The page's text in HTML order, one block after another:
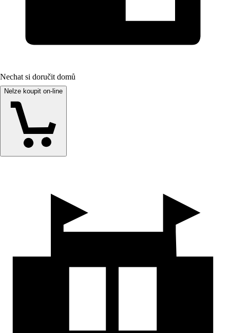
Nechat si doručit domů
Nelze koupit on-line